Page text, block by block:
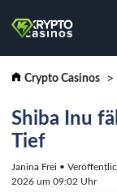
Crypto Casinos
Shiba Inu
Tief
Janina Frei •
2026 um 09:02 Uhr